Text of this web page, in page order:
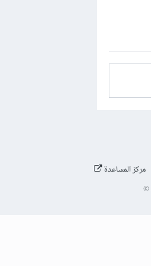
مركز المساعدة
©